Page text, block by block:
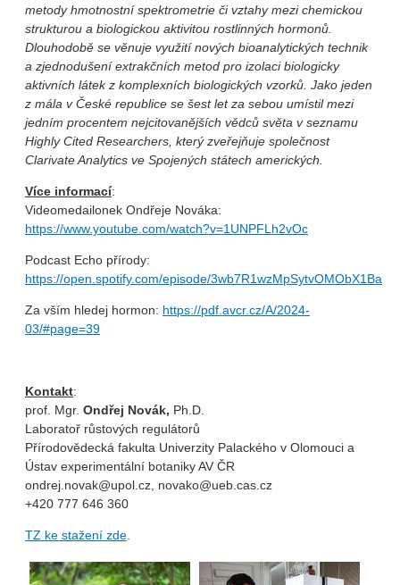
metody hmotnostní spektrometrie či vztahy mezi chemickou
strukturou a biologickou aktivitou rostlinných hormonů.
Dlouhodobě se věnuje využití nových bioanalytických technik
a zjednodušení extrakčních metod pro izolaci biologicky
aktivních látek z komplexních biologických vzorků. Jako jeden
z mála v České republice se šest let za sebou umístil mezi
jedním procentem nejcitovanějších vědců světa v seznamu
Highly Cited Researchers, který zveřejňuje společnost
Clarivate Analytics ve Spojených státech amerických.
Více informací:
Videomedailonek Ondřeje Nováka:
https://www.youtube.com/watch?v=1UNPFLh2vOc
Podcast Echo přírody:
https://open.spotify.com/episode/3wb7R1wzMpSytvOMObX1Ba
Za vším hledej hormon: https://pdf.avcr.cz/A/2024-
03/#page=39
Kontakt:
prof. Mgr. Ondřej Novák, Ph.D.
Laboratoř růstových regulátorů
Přírodovědecká fakulta Univerzity Palackého v Olomouci a
Ústav experimentální botaniky AV ČR
ondrej.novak@upol.cz, novako@ueb.cas.cz
+420 777 646 360
TZ ke stažení zde.